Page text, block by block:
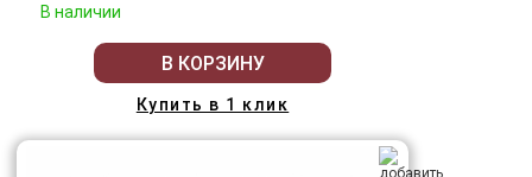
В наличии
В КОРЗИНУ
Купить в 1 клик